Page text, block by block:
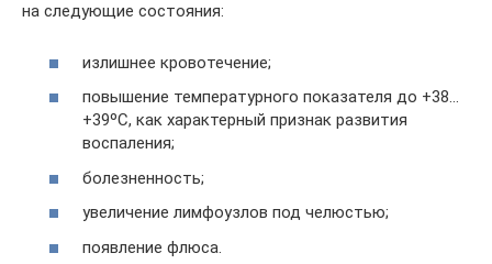
на следующие состояния:
излишнее кровотечение;
повышение температурного показателя до +38…
+39ºС, как характерный признак развития
воспаления;
болезненность;
увеличение лимфоузлов под челюстью;
появление флюса.